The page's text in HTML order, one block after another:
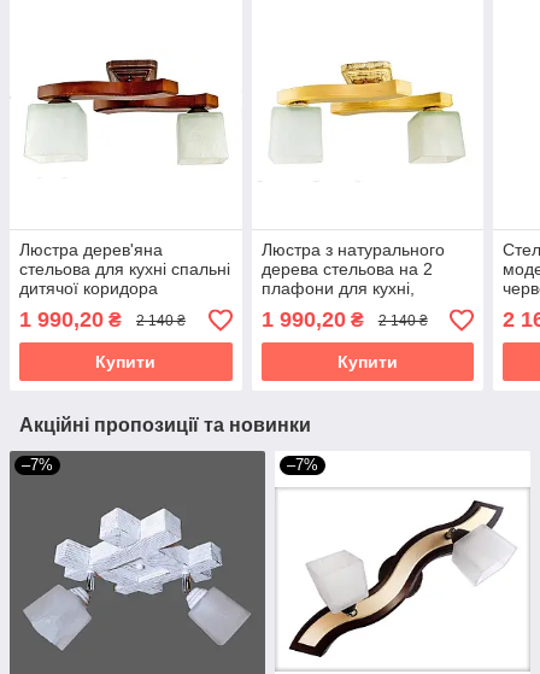
Люстра дерев'яна
стельова для кухні спальні
дитячої коридора
Хвилька/2 коричнева
1 990,20 ₴ 2 140 ₴
Купити
Люстра з натурального
дерева стельова на 2
плафони для кухні,
спальні, дитячої, коридору
Хвилька/2 натуральна
1 990,20₴ 2 140 ₴
Купити
2
Акційні пропозиції та новинки
–7% –7%